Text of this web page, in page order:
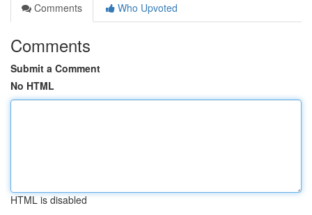
Comments
Who Upvoted
Comments
Submit a Comment
No HTML
HTML is disabled